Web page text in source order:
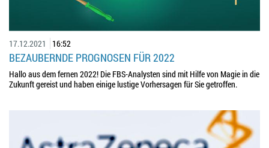
17.12.2021 16:52
BEZAUBERNDE PROGNOSEN FÜR 2022
Hallo aus dem fernen 2022! Die FBS-Analysten sind mit Hilfe von Magie in die
Zukunft gereist und haben einige lustige Vorhersagen für Sie getroffen.